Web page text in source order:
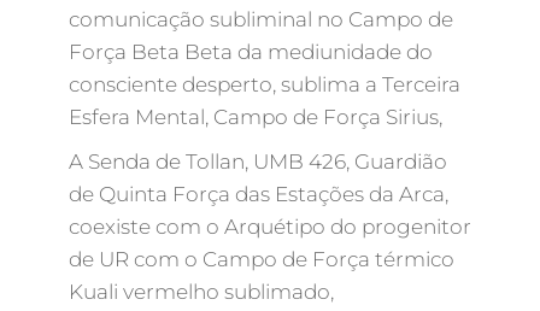
comunicação subliminal no Campo de
Força Beta Beta da mediunidade do
consciente desperto, sublima a Terceira
Esfera Mental, Campo de Força Sirius,
A Senda de Tollan, UMB 426, Guardião
de Quinta Força das Estações da Arca,
coexiste com o Arquétipo do progenitor
de UR com o Campo de Força térmico
Kuali vermelho sublimado,